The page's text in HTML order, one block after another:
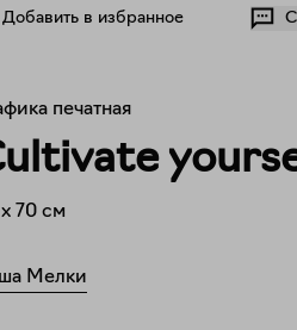
Добавить в избранное
печатная
x 70 см
Мелки